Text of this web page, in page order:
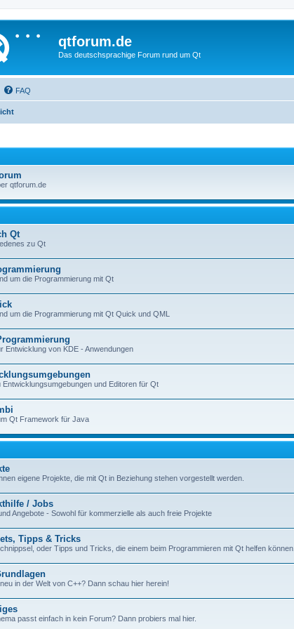
qtforum.de
Das deutschsprachige Forum rund um Qt
FAQ
qtforum.de
Qt
zu Qt
um die Programmierung mit Qt
um die Programmierung mit Qt Quick und QML
Entwicklung von KDE - Anwendungen
Entwicklungsumgebungen und Editoren für Qt
Qt Framework für Java
eigene Projekte, die mit Qt in Beziehung stehen vorgestellt werden.
/ Jobs
Angebote - Sowohl für kommerzielle als auch freie Projekte
Tipps & Tricks
oder Tipps und Tricks, die einem beim Programmieren mit Qt helfen können.
in der Welt von C++? Dann schau hier herein!
passt einfach in kein Forum? Dann probiers mal hier.